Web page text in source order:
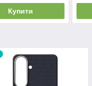
Купити